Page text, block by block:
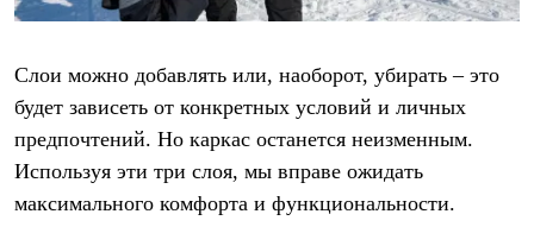
Чуни
Аксессуары
Головные уборы
Шапки
Балаклавы и маски
Кепки и бейсболки
Повязки
Шарфы
Слои можно добавлять или, наоборот, убирать – это
будет зависеть от конкретных условий и личных
предпочтений. Но каркас останется неизменным.
Используя эти три слоя, мы вправе ожидать
максимального комфорта и функциональности.